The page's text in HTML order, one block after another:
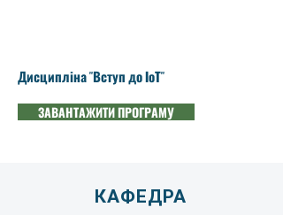
Дисципліна "Вступ до ІоТ"
ЗАВАНТАЖИТИ ПРОГРАМУ
КАФЕДРА